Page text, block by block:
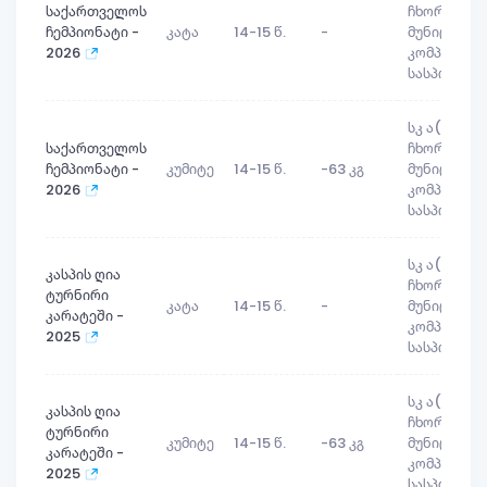
საქართველოს
ჩემპიონატი -
2026
კატა 14-15 წ. -
ჩხოროწყუს
სასპორტო
საქართველოს
ჩემპიონატი -
2026
კუმიტე 14-15 წ. -63 კგ
სკ ა(ა)იპ
ჩხოროწყუს
სასპორტო
კასპის ღია
ტურნირი
კარატეში -
2025
კატა 14-15 წ. -
სკ ა(ა)იპ
ჩხოროწყუს
სასპორტო
კასპის ღია
ტურნირი
კარატეში -
2025
კუმიტე 14-15 წ. -63 კგ
სკ ა(ა)იპ
ჩხოროწყუს